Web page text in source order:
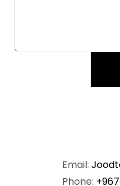
Email:
Phone: